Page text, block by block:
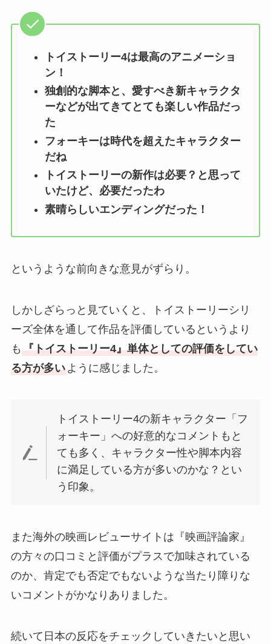
トイストーリー4は最高のアニメーショ
ン！
独創的な脚本と、愛すべき新キャラクタ
ーなどが出てきてとても楽しい作品だっ
た
フォーキーは時代を超えたキャラクター
だね
トイストーリーの新作は必要？と思って
いたけど、必要だったわ
素晴らしいエンディングだった！
というような前向きな意見がずらり。
しかしざらっと見ていくと、トイストーリーシリ
ーズ全体を通して作品を評価しているというより
も
『トイストーリー4』単体としての評価をしてい
る方が多い ように感じました。
トイストーリー4の新キャラクター「フ
ォーキー」への好意的なコメントもと
ても多く、キャラクター性や脚本内容
に満足している方が多いのかな？とい
う印象。
また海外の映画レビューサイトは『映画評論家』
の方々の口コミと評価がプラスで加味されている
のか、肯定でも否定でもないような当たり障りな
いコメントがかなりありました。
続いて日本の反応をチェックしていきたいと思い